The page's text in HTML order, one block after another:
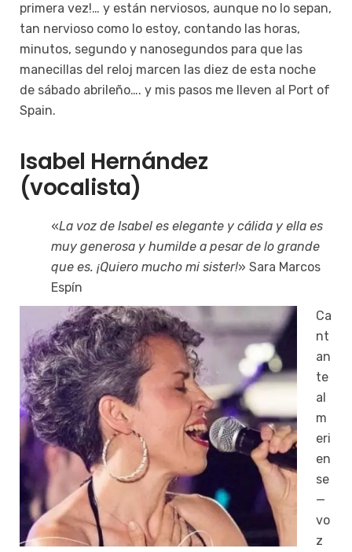
primera vez!… y están nerviosos, aunque no lo sepan,
tan nervioso como lo estoy, contando las horas,
minutos, segundo y nanosegundos para que las
manecillas del reloj marcen las diez de esta noche
de sábado abrileño…. y mis pasos me lleven al Port of
Spain.
Isabel Hernández
(vocalista)
«La voz de Isabel es elegante y cálida y ella es
muy generosa y humilde a pesar de lo grande
que es. ¡Quiero mucho mi sister!» Sara Marcos
Espín
Ca
nt
an
te
al
m
eri
en
se
—
vo
z